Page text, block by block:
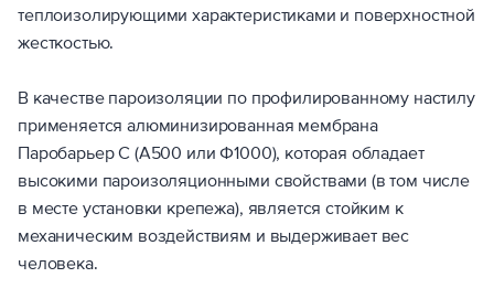
теплоизолирующими характеристиками и поверхностной
жесткостью.
В качестве пароизоляции по профилированному настилу
применяется алюминизированная мембрана
Паробарьер С (А500 или Ф1000), которая обладает
высокими пароизоляционными свойствами (в том числе
в месте установки крепежа), является стойким к
механическим воздействиям и выдерживает вес
человека.